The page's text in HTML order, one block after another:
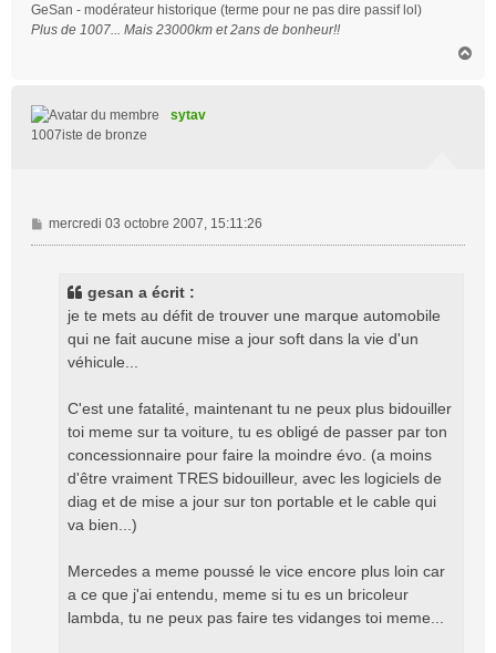
GeSan - modérateur historique (terme pour ne pas dire passif lol)
Plus de 1007... Mais 23000km et 2ans de bonheur!!
sytav
1007iste de bronze
M
e
mercredi 03 octobre 2007, 15:11:26
gesan a écrit :
je te mets au défit de trouver une marque automobile
qui ne fait aucune mise a jour soft dans la vie d'un
véhicule...
C'est une fatalité, maintenant tu ne peux plus bidouiller
toi meme sur ta voiture, tu es obligé de passer par ton
concessionnaire pour faire la moindre évo. (a moins
d'être vraiment TRES bidouilleur, avec les logiciels de
diag et de mise a jour sur ton portable et le cable qui
va bien...)
Mercedes a meme poussé le vice encore plus loin car
a ce que j'ai entendu, meme si tu es un bricoleur
lambda, tu ne peux pas faire tes vidanges toi meme...